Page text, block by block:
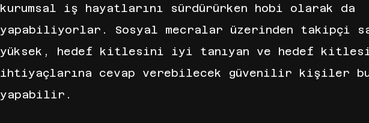
kurumsal iş hayatlarını sürdürürken hobi olarak da
yapabiliyorlar. Sosyal mecralar üzerinden takipçi
yüksek, hedef kitlesini iyi tanıyan ve hedef
ihtiyaçlarına cevap verebilecek güvenilir kişiler
yapabilir.